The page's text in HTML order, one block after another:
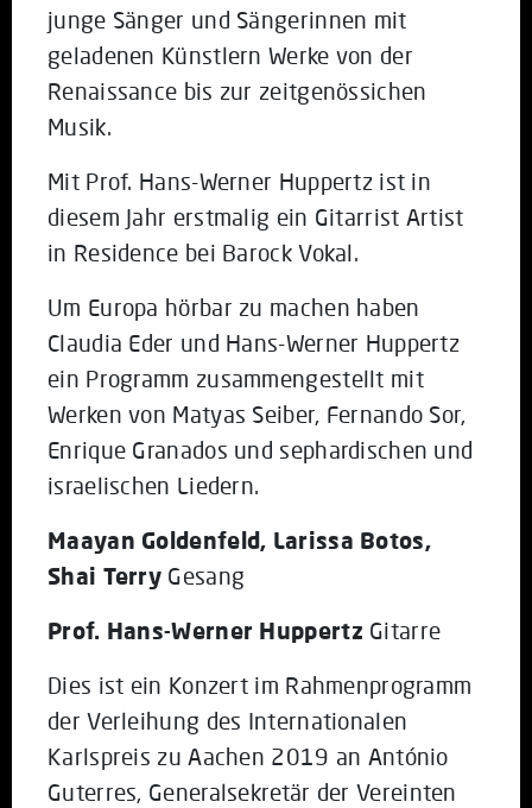
junge Sänger und Sängerinnen mit
geladenen Künstlern Werke von der
Renaissance bis zur zeitgenössichen
Musik.
Mit Prof. Hans-Werner Huppertz ist in
diesem Jahr erstmalig ein Gitarrist Artist
in Residence bei Barock Vokal.
Um Europa hörbar zu machen haben
Claudia Eder und Hans-Werner Huppertz
ein Programm zusammengestellt mit
Werken von Matyas Seiber, Fernando Sor,
Enrique Granados und sephardischen und
israelischen Liedern.
Maayan Goldenfeld, Larissa Botos,
Shai Terry Gesang
Prof. Hans-Werner Huppertz Gitarre
Dies ist ein Konzert im Rahmenprogramm
der Verleihung des Internationalen
Karlspreis zu Aachen 2019 an António
Guterres, Generalsekretär der Vereinten